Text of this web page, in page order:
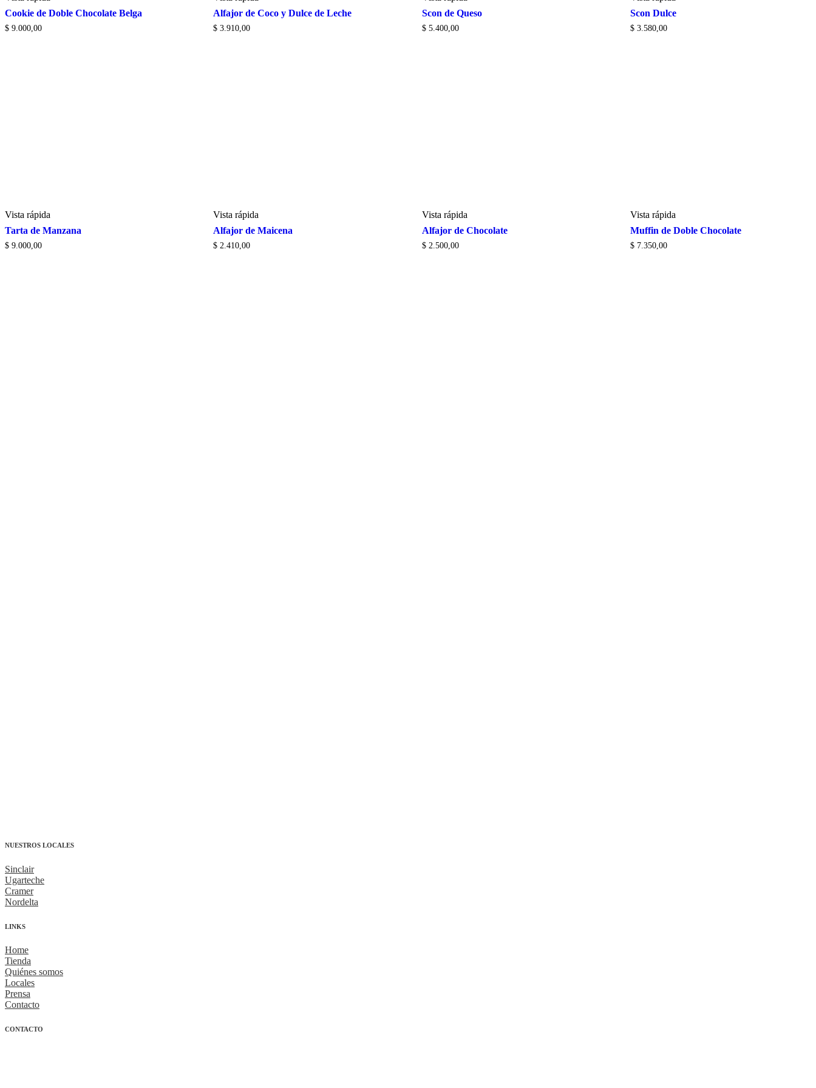
Cookie de Doble Chocolate Belga
$ 9.000,00
Alfajor de Coco y Dulce de Leche
$ 3.910,00
Scon de Queso
$5.400,00
Scon Dulce
$3.580,00
Vista rápida
Tarta de Manzana
$ 9.000,00
Vista rápida
Alfajor de Maicena
$ 2.410,00
Vista rápida
Alfajor de Chocolate
$2.500,00
Vista rápida
Muffin de Doble Chocolate
$7.350,00
NUESTROS LOCALES
Sinclair
Ugarteche
Cramer
Nordelta
LINKS
Home
Tienda
Quiénes somos
Locales
Prensa
Contacto
CONTACTO